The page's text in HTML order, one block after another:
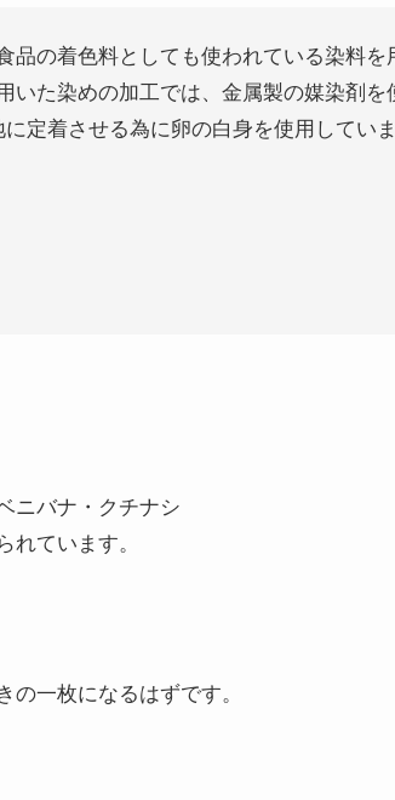
の着色料としても使われている染料を
いた染めの加工では、金属製の媒染剤を
定着させる為に卵の白身を使用していま
ニバナ・クチナシ
れています。
一枚になるはずです。